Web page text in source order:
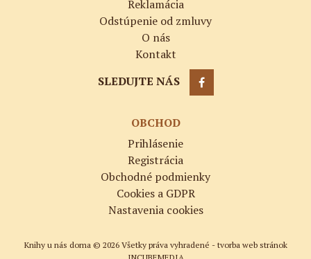
Reklamácia
Odstúpenie od zmluvy
O nás
Kontakt
SLEDUJTE NÁS
OBCHOD
Prihlásenie
Registrácia
Obchodné podmienky
Cookies a GDPR
Nastavenia cookies
Knihy u nás doma © 2026 Všetky práva vyhradené - tvorba web stránok